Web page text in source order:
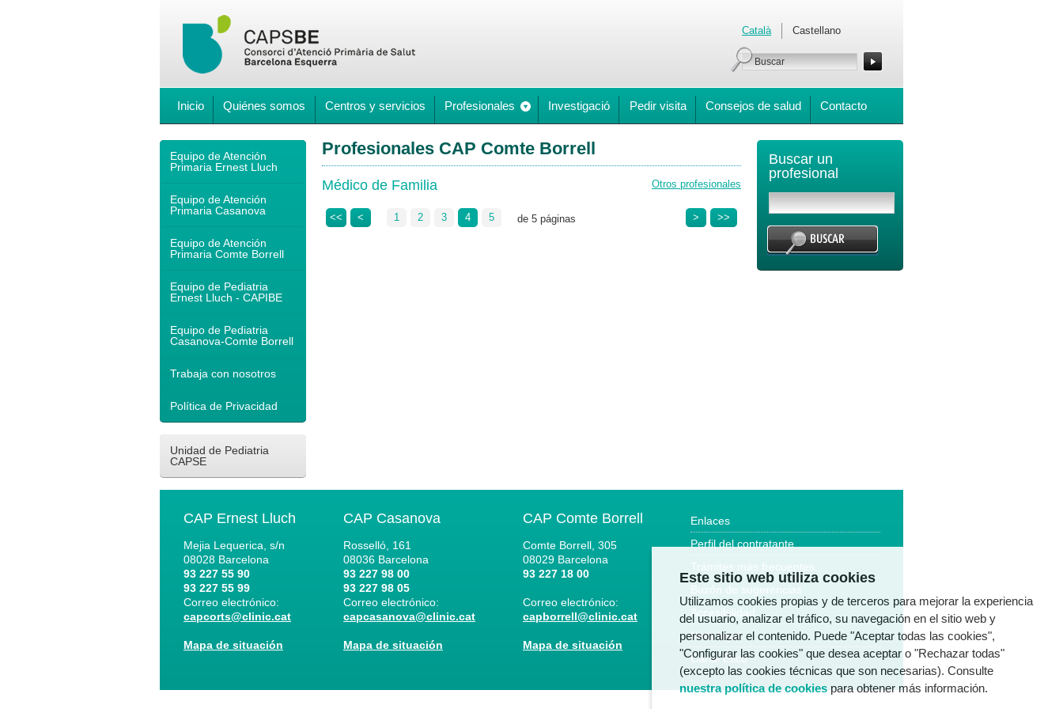
Català Castellano
Inicio Quiénes somos Centros y servicios Profesionales Investigació Pedir visita Consejos de salud Contacto
Equipo de Atención
Primaria Ernest Lluch
Equipo de Atención
Primaria Casanova
Equipo de Atención
Primaria Comte Borrell
Equipo de Pediatria
Ernest Lluch - CAPIBE
Equipo de Pediatria
Casanova-Comte Borrell
Trabaja con nosotros
Política de Privacidad
Unidad de Pediatria
CAPSE
Profesionales CAP Comte Borrell
Otros profesionales
Médico de Familia
<< < 1 2 3 4 5 de 5 páginas >>
>
Buscar un
profesional
CAP Ernest Lluch
Mejia Lequerica, s/n
08028 Barcelona
93 227 55 90
93 227 55 99
Correo electrónico:
capcorts@clinic.cat
Mapa de situación
CAP Casanova
Rosselló, 161
08036 Barcelona
93 227 98 00
93 227 98 05
Correo electrónico:
capcasanova@clinic.cat
Mapa de situación
CAP Comte Borrell
Comte Borrell, 305
08029 Barcelona
93 227 18 00
Correo electrónico:
capborrell@clinic.cat
Mapa de situación
Enlaces
Perfil del contratante
Trámites más frecuentes
Buzón de sugerencias
Accesibilidad
Nota legal
Canal Ético
Este sitio web utiliza cookies
Utilizamos cookies propias y de terceros para mejorar la experiencia
del usuario, analizar el tráfico, su navegación en el sitio web y
personalizar el contenido. Puede "Aceptar todas las cookies",
"Configurar las cookies" que desea aceptar o "Rechazar todas"
(excepto las cookies técnicas que son necesarias). Consulte
nuestra política de cookiespara obtener más información.